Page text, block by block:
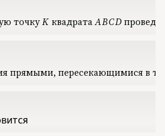
2000
2006
2007
2012
2013
точкуK
K ‍ квадратаABCD
ABCD
прямыми, пересекающимися в